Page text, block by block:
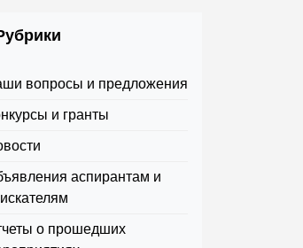
вопросы и предложения
и гранты
аспирантам и
о прошедших